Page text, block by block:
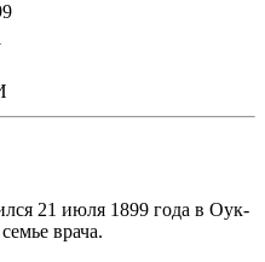
21 июля 1899 года в Оук-
врача.